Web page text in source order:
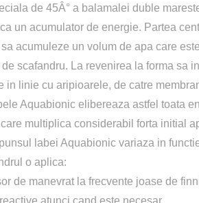
de 45Â° a balamalei duble
un acumulator de energie. Partea
acumuleze un volum de apa care
scafandru. La revenirea la forma sa
in linie cu aripioarele, de catre
Aquabionic elibereaza astfel toata
multiplica considerabil forta initial
labei Aquabionic variaza in
o aplica:
de manevrat la frecvente joase de
atunci cand este necesar